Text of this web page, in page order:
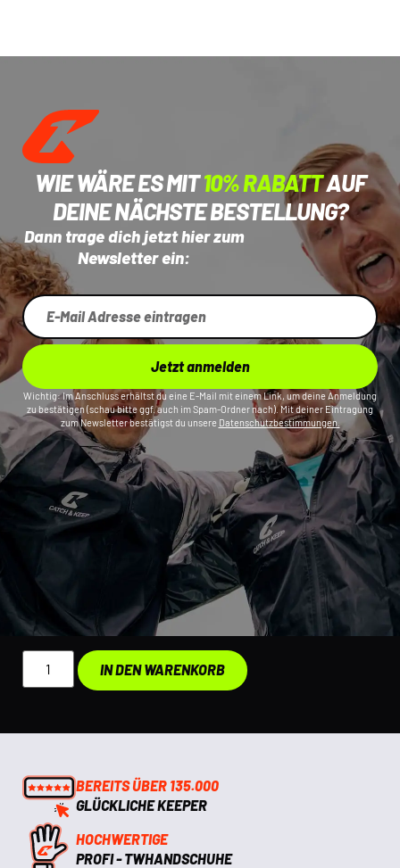
WIE WÄRE ES MIT10% RABATTAUF
DEINE NÄCHSTE BESTELLUNG?
Dann trage dich jetzt hier zum
Newsletter ein:
Jetzt anmelden
Wichtig: Im Anschluss erhältst du eine E-Mail mit einem Link, um deine Anmeldung
zu bestätigen (schau bitte ggf. auch im Spam-Ordner nach). Mit deiner Eintragung
zum Newsletter bestätigst du unsere Datenschutzbestimmungen.
IN DEN WARENKORB
BEREITS ÜBER 135.000
GLÜCKLICHE KEEPER
HOCHWERTIGE
PROFI - TWHANDSCHUHE